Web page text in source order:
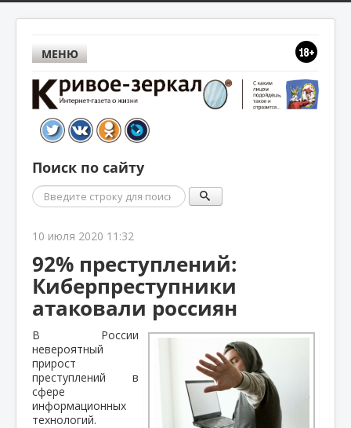
МЕНЮ
Поиск по сайту
Поиск
10 июля 2020 11:32
92% преступлений:
Киберпреступники
атаковали россиян
В России
невероятный
прирост
преступлений в
сфере
информационных
технологий.